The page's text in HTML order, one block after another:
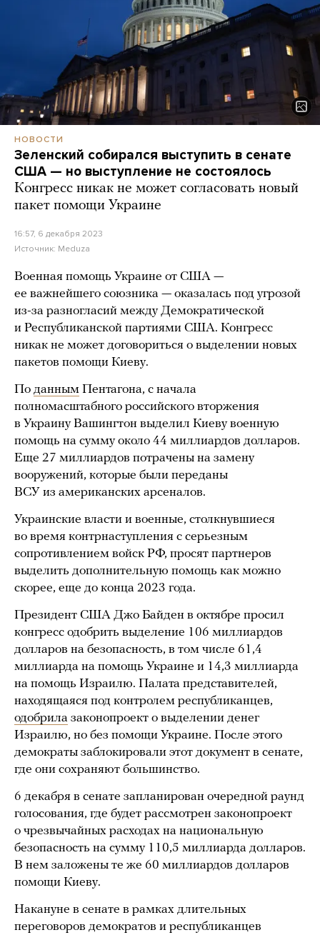
НОВОСТИ
Зеленский собирался выступить в сенате
США — но выступление не состоялось
Конгресс никак не может согласовать новый
пакет помощи Украине
16:57, 6 декабря 2023
Источник: Meduza
Военная помощь Украине от США —
ее важнейшего союзника — оказалась под угрозой
из-за разногласий между Демократической
и Республиканской партиями США. Конгресс
никак не может договориться о выделении новых
пакетов помощи Киеву.
По данным Пентагона, с начала
полномасштабного российского вторжения
в Украину Вашингтон выделил Киеву военную
помощь на сумму около 44 миллиардов долларов.
Еще 27 миллиардов потрачены на замену
вооружений, которые были переданы
ВСУ из американских арсеналов.
Украинские власти и военные, столкнувшиеся
во время контрнаступления с серьезным
сопротивлением войск РФ, просят партнеров
выделить дополнительную помощь как можно
скорее, еще до конца 2023 года.
Президент США Джо Байден в октябре просил
конгресс одобрить выделение 106 миллиардов
долларов на безопасность, в том числе 61,4
миллиарда на помощь Украине и 14,3 миллиарда
на помощь Израилю. Палата представителей,
находящаяся под контролем республиканцев,
одобрила законопроект о выделении денег
Израилю, но без помощи Украине. После этого
демократы заблокировали этот документ в сенате,
где они сохраняют большинство.
6 декабря в сенате запланирован очередной раунд
голосования, где будет рассмотрен законопроект
о чрезвычайных расходах на национальную
безопасность на сумму 110,5 миллиарда долларов.
В нем заложены те же 60 миллиардов долларов
помощи Киеву.
Накануне в сенате в рамках длительных
переговоров демократов и республиканцев